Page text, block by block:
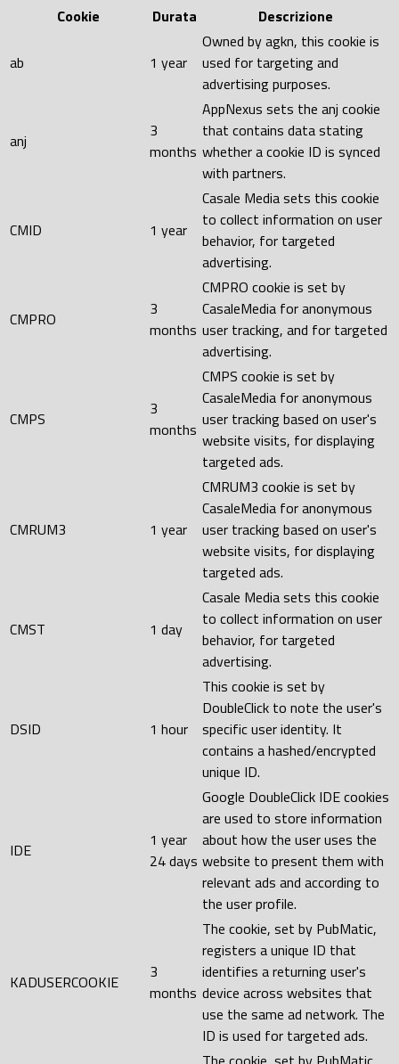
Cookie
Durata Descrizione
ab 1 year
Owned by agkn, this cookie is
used for targeting and
advertising purposes.
anj
3
months
AppNexus sets the anj cookie
that contains data stating
whether a cookie ID is synced
with partners.
CMID 1 year
Casale Media sets this cookie
to collect information on user
behavior, for targeted
advertising.
CMPRO
3
months
CMPRO cookie is set by
CasaleMedia for anonymous
user tracking, and for targeted
advertising.
CMPS
3
months
CMPS cookie is set by
CasaleMedia for anonymous
user tracking based on user's
website visits, for displaying
targeted ads.
CMRUM3 1 year
CMRUM3 cookie is set by
CasaleMedia for anonymous
user tracking based on user's
website visits, for displaying
targeted ads.
CMST 1 day
Casale Media sets this cookie
to collect information on user
behavior, for targeted
advertising.
DSID 1 hour
This cookie is set by
DoubleClick to note the user's
specific user identity. It
contains a hashed/encrypted
unique ID.
IDE
1 year
24 days
Google DoubleClick IDE cookies
are used to store information
about how the user uses the
website to present them with
relevant ads and according to
the user profile.
KADUSERCOOKIE
3
months
The cookie, set by PubMatic,
registers a unique ID that
identifies a returning user's
device across websites that
use the same ad network. The
ID is used for targeted ads.